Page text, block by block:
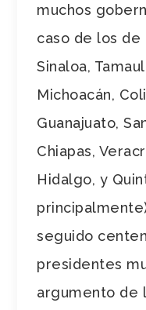
muchos
caso de los de
Sinaloa,
Michoacán,
Guanajuato,
Chiapas,
Hidalgo, y
seguido
presidentes
argumento de